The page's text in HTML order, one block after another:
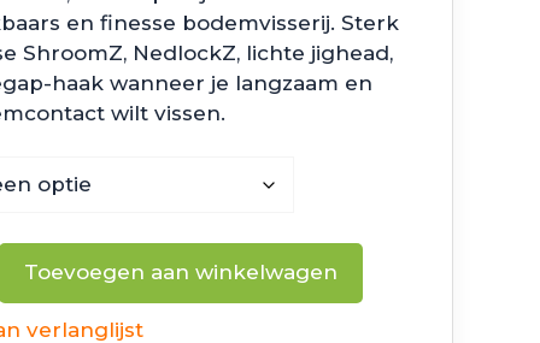
en finesse bodemvisserij. Sterk
ShroomZ, NedlockZ, lichte jighead,
haak wanneer je langzaam en
wilt vissen.
Toevoegen aan winkelwagen
verlanglijst